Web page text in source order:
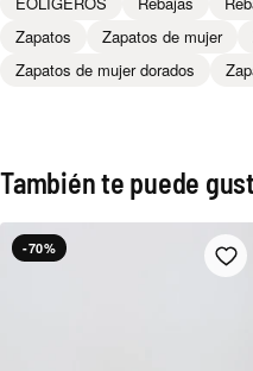
Zapatos
Zapatos de mujer
Zapatos de mujer dorados
También te puede
-70%